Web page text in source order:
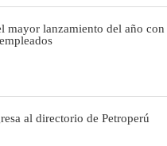
mayor lanzamiento del año con
al directorio de Petroperú